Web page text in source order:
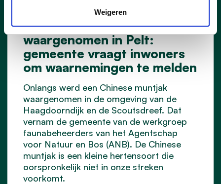
Weigeren
Chinese muntjak
waargenomen in Pelt:
gemeente vraagt inwoners
om waarnemingen te melden
Onlangs werd een Chinese muntjak
waargenomen in de omgeving van de
Haagdoorndijk en de Scoutsdreef. Dat
vernam de gemeente van de werkgroep
faunabeheerders van het Agentschap
voor Natuur en Bos (ANB). De Chinese
muntjak is een kleine hertensoort die
oorspronkelijk niet in onze streken
voorkomt.